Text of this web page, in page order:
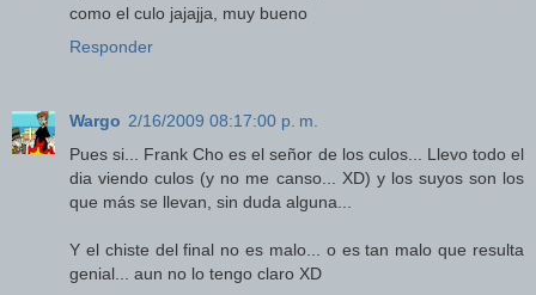
como el culo jajajja, muy bueno
Responder
Wargo 2/16/2009 08:17:00 p. m.
Pues si... Frank Cho es el señor de los culos... Llevo todo el
dia viendo culos (y no me canso... XD) y los suyos son los
que más se llevan, sin duda alguna...
Y el chiste del final no es malo... o es tan malo que resulta
genial... aun no lo tengo claro XD